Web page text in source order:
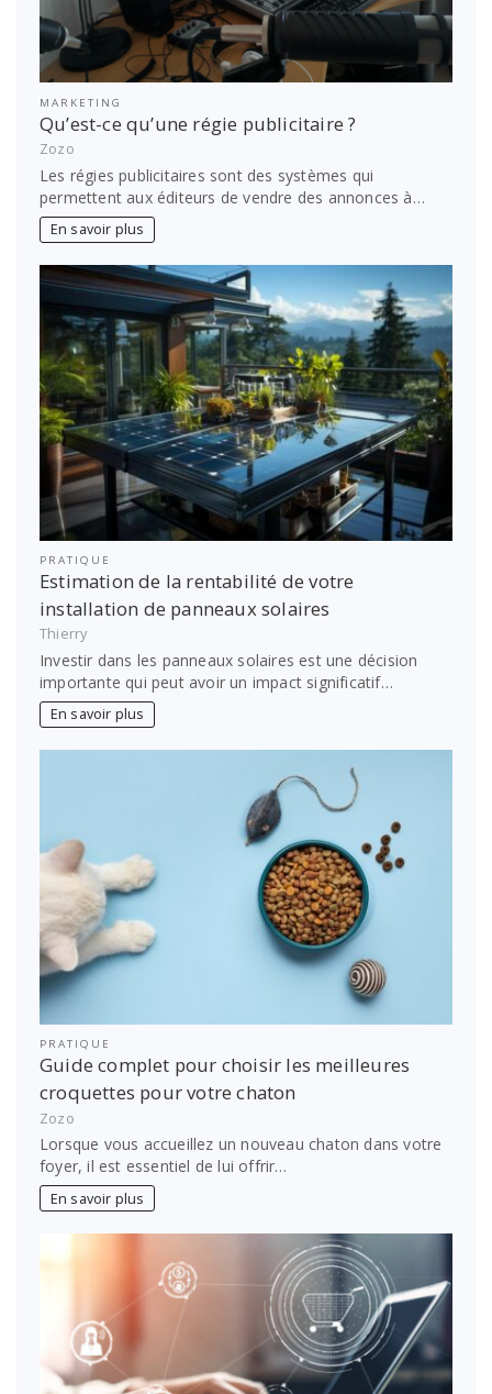
MARKETING
Qu’est-ce qu’une régie publicitaire ?
Zozo
Les régies publicitaires sont des systèmes qui
permettent aux éditeurs de vendre des annonces à…
En savoir plus
PRATIQUE
Estimation de la rentabilité de votre
installation de panneaux solaires
Thierry
Investir dans les panneaux solaires est une décision
importante qui peut avoir un impact significatif…
En savoir plus
PRATIQUE
Guide complet pour choisir les meilleures
croquettes pour votre chaton
Zozo
Lorsque vous accueillez un nouveau chaton dans votre
foyer, il est essentiel de lui offrir…
En savoir plus